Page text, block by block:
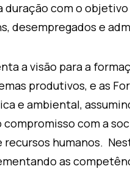
duração com o
desempregados e
a visão para a
produtivos, e as
e ambiental,
com a
humanos.
as